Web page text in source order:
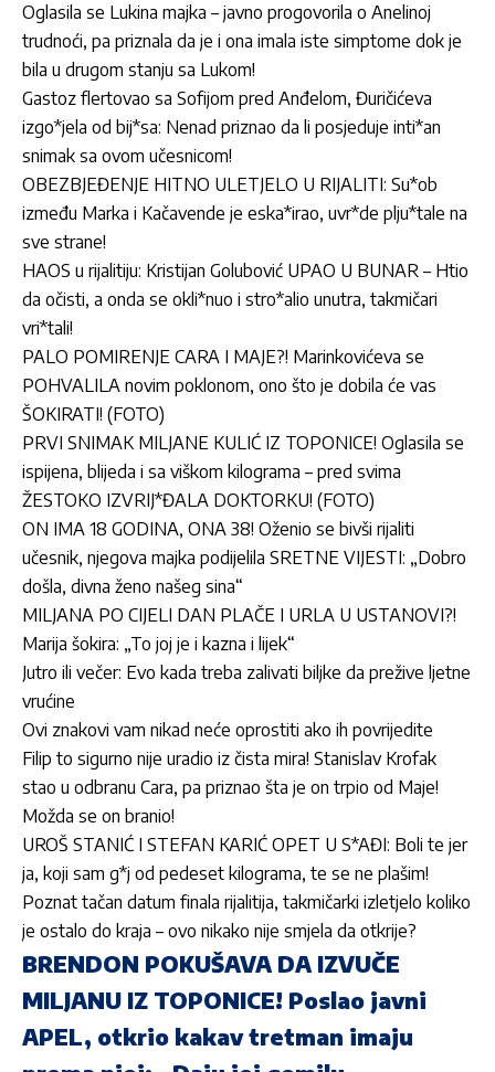
Oglasila se Lukina majka – javno progovorila o Anelinoj
trudnoći, pa priznala da je i ona imala iste simptome dok je
bila u drugom stanju sa Lukom!
Gastoz flertovao sa Sofijom pred Anđelom, Đuričićeva
izgo*jela od bij*sa: Nenad priznao da li posjeduje inti*an
snimak sa ovom učesnicom!
OBEZBJEĐENJE HITNO ULETJELO U RIJALITI: Su*ob
između Marka i Kačavende je eska*irao, uvr*de plju*tale na
sve strane!
HAOS u rijalitiju: Kristijan Golubović UPAO U BUNAR – Htio
da očisti, a onda se okli*nuo i stro*alio unutra, takmičari
vri*tali!
PALO POMIRENJE CARA I MAJE?! Marinkovićeva se
POHVALILA novim poklonom, ono što je dobila će vas
ŠOKIRATI! (FOTO)
PRVI SNIMAK MILJANE KULIĆ IZ TOPONICE! Oglasila se
ispijena, blijeda i sa viškom kilograma – pred svima
ŽESTOKO IZVRIJ*ĐALA DOKTORKU! (FOTO)
ON IMA 18 GODINA, ONA 38! Oženio se bivši rijaliti
učesnik, njegova majka podijelila SRETNE VIJESTI: „Dobro
došla, divna ženo našeg sina“
MILJANA PO CIJELI DAN PLAČE I URLA U USTANOVI?!
Marija šokira: „To joj je i kazna i lijek“
Jutro ili večer: Evo kada treba zalivati biljke da prežive ljetne
vrućine
Ovi znakovi vam nikad neće oprostiti ako ih povrijedite
Filip to sigurno nije uradio iz čista mira! Stanislav Krofak
stao u odbranu Cara, pa priznao šta je on trpio od Maje!
Možda se on branio!
UROŠ STANIĆ I STEFAN KARIĆ OPET U S*AĐI: Boli te jer
ja, koji sam g*j od pedeset kilograma, te se ne plašim!
Poznat tačan datum finala rijalitija, takmičarki izletjelo koliko
je ostalo do kraja – ovo nikako nije smjela da otkrije?
BRENDON POKUŠAVA DA IZVUČE
MILJANU IZ TOPONICE! Poslao javni
APEL, otkrio kakav tretman imaju